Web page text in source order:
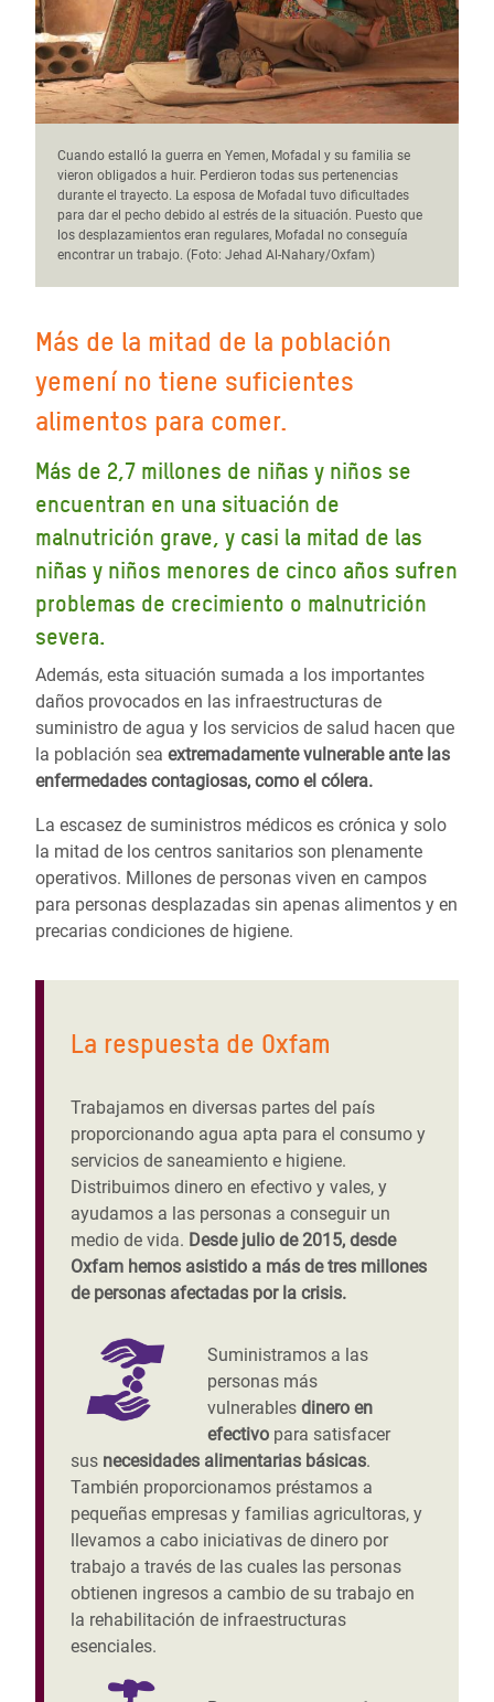
Cuando estalló la guerra en Yemen, Mofadal y su familia se
vieron obligados a huir. Perdieron todas sus pertenencias
durante el trayecto. La esposa de Mofadal tuvo dificultades
para dar el pecho debido al estrés de la situación. Puesto que
los desplazamientos eran regulares, Mofadal no conseguía
encontrar un trabajo. (Foto: Jehad Al-Nahary/Oxfam)
Más de la mitad de la población
yemení no tiene suficientes
alimentos para comer.
Más de 2,7 millones de niñas y niños se
encuentran en una situación de
malnutrición grave, y casi la mitad de las
niñas y niños menores de cinco años sufren
problemas de crecimiento o malnutrición
severa.
Además, esta situación sumada a los importantes
daños provocados en las infraestructuras de
suministro de agua y los servicios de salud hacen que
la población sea extremadamente vulnerable ante las
enfermedades contagiosas, como el cólera.
La escasez de suministros médicos es crónica y solo
la mitad de los centros sanitarios son plenamente
operativos. Millones de personas viven en campos
para personas desplazadas sin apenas alimentos y en
precarias condiciones de higiene.
La respuesta de Oxfam
Trabajamos en diversas partes del país
proporcionando agua apta para el consumo y
servicios de saneamiento e higiene.
Distribuimos dinero en efectivo y vales, y
ayudamos a las personas a conseguir un
medio de vida. Desde julio de 2015, desde
Oxfam hemos asistido a más de tres millones
de personas afectadas por la crisis.
Suministramos a las
personas más
vulnerables dinero en
efectivo para satisfacer
sus necesidades alimentarias básicas.
También proporcionamos préstamos a
pequeñas empresas y familias agricultoras, y
llevamos a cabo iniciativas de dinero por
trabajo a través de las cuales las personas
obtienen ingresos a cambio de su trabajo en
la rehabilitación de infraestructuras
esenciales.